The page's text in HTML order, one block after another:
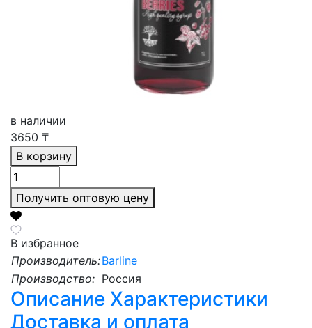
в наличии
3650 ₸
В корзину
Получить оптовую цену
В избранное
Производитель:Barline
Производство: Россия
Описание Характеристики
Доставка и оплата